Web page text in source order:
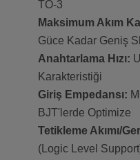
TO-3
Maksimum Akım
Güce Kadar Geniş
Anahtarlama Hızı:
Karakteristiği
Giriş Empedansı:
BJT'lerde Optimize
Tetikleme Akımı/
(Logic Level